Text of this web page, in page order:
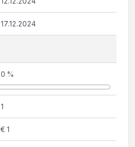
17.12.2024
0 %
1
€ 1